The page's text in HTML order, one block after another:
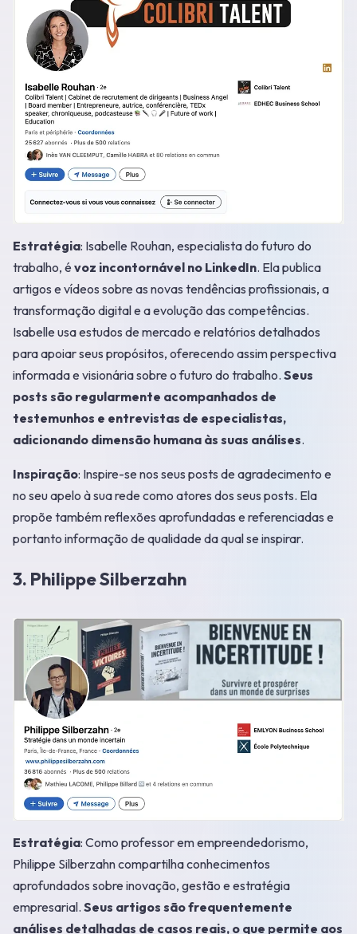
Estratégia: Isabelle Rouhan, especialista do futuro do
trabalho, é voz incontornável no LinkedIn. Ela publica
artigos e vídeos sobre as novas tendências profissionais, a
transformação digital e a evolução das competências.
Isabelle usa estudos de mercado e relatórios detalhados
para apoiar seus propósitos, oferecendo assim perspectiva
informada e visionária sobre o futuro do trabalho. Seus
posts são regularmente acompanhados de
testemunhos e entrevistas de especialistas,
adicionando dimensão humana às suas análises.
Inspiração: Inspire-se nos seus posts de agradecimento e
no seu apelo à sua rede como atores dos seus posts. Ela
propõe também reflexões aprofundadas e referenciadas e
portanto informação de qualidade da qual se inspirar.
3. Philippe Silberzahn
Estratégia: Como professor em empreendedorismo,
Philippe Silberzahn compartilha conhecimentos
aprofundados sobre inovação, gestão e estratégia
empresarial. Seus artigos são frequentemente
análises detalhadas de casos reais, o que permite aos